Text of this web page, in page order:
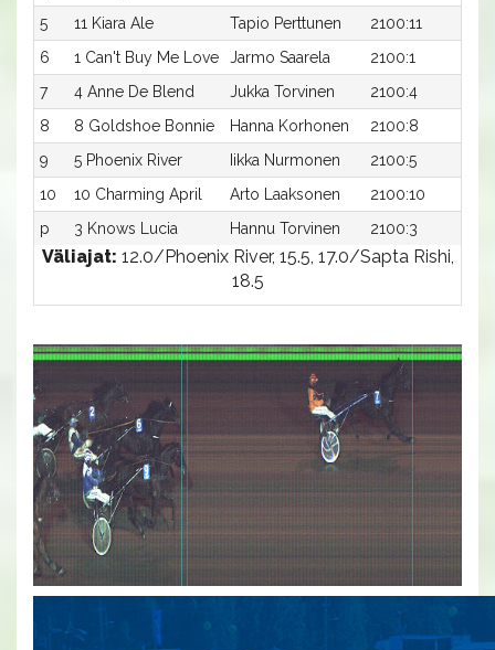
5
11 Kiara Ale Tapio Perttunen 2100:11
6
1 Can't Buy Me Love Jarmo Saarela 2100:1
7
4 Anne De Blend Jukka Torvinen 2100:4
8
8 Goldshoe Bonnie Hanna Korhonen 2100:8
9
5 Phoenix River Iikka Nurmonen 2100:5
10
10 Charming April Arto Laaksonen 2100:10
p
3 Knows Lucia Hannu Torvinen 2100:3
Väliajat: 12.0/Phoenix River, 15.5, 17.0/Sapta Rishi,
18.5